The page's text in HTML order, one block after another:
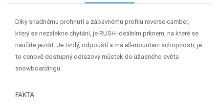
Díky snadnému prohnutí a zábavnému profilu reverse camber,
který se nezalekne chytání, je RUSH ideálním prknem, na které se
naučíte jezdit. Je tvrdý, odpouští a má all-mountain schopnosti, je
to cenově dostupný odrazový můstek do úžasného světa
snowboardingu.
FAKTA